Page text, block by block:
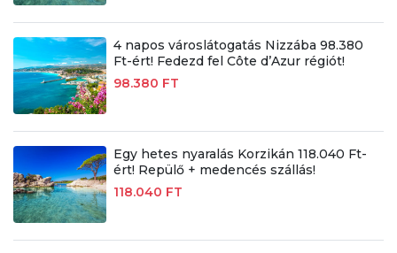
4 napos városlátogatás Nizzába 98.380
Ft-ért! Fedezd fel Côte d’Azur régiót!
98.380 FT
Egy hetes nyaralás Korzikán 118.040 Ft-
ért! Repülő + medencés szállás!
118.040 FT